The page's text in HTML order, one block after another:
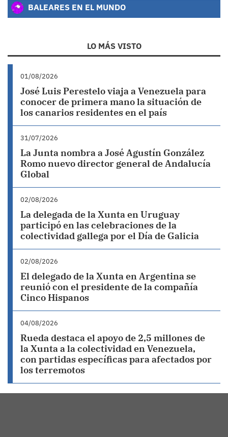
BALEARES EN EL MUNDO
LO MÁS VISTO
01/08/2026
José Luis Perestelo viaja a Venezuela para
conocer de primera mano la situación de
los canarios residentes en el país
31/07/2026
La Junta nombra a José Agustín González
Romo nuevo director general de Andalucía
Global
02/08/2026
La delegada de la Xunta en Uruguay
participó en las celebraciones de la
colectividad gallega por el Día de Galicia
02/08/2026
El delegado de la Xunta en Argentina se
reunió con el presidente de la compañía
Cinco Hispanos
04/08/2026
Rueda destaca el apoyo de 2,5 millones de
la Xunta a la colectividad en Venezuela,
con partidas específicas para afectados por
los terremotos